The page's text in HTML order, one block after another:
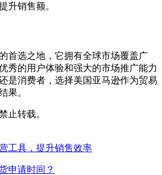
升销售额。
首选之地，它拥有全球市场覆盖广
秀的用户体验和强大的市场推广能力
是消费者，选择美国亚马逊作为贸易
果。
止转载。
工具，提升销售效率
申请时间？